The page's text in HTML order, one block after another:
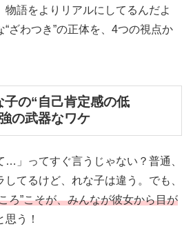
物語をよりリアルにしてるんだよ
ざわつき”の正体を、4つの視点か
子の“自己肯定感の低
の武器なワケ
…」ってすぐ言うじゃない？普通、
してるけど、れな子は違う。でも、
ろ”こそが、みんなが彼女から目が
思う！